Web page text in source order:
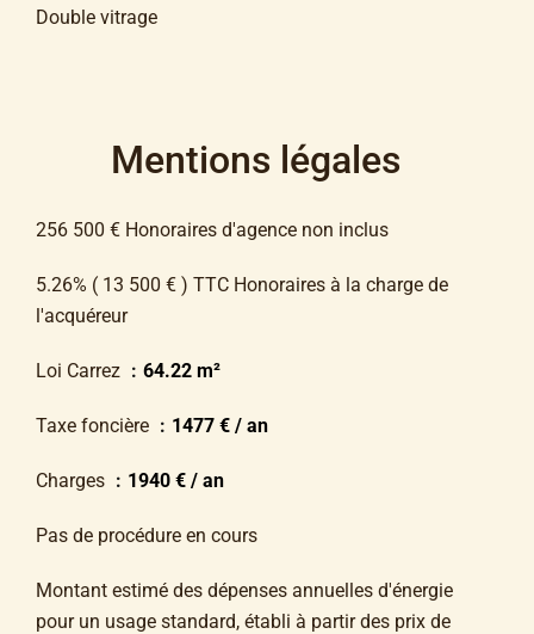
Double vitrage
Mentions légales
256 500 € Honoraires d'agence non inclus
5.26% ( 13 500 € ) TTC Honoraires à la charge de
l'acquéreur
Loi Carrez 64.22 m²
Taxe foncière 1477 € / an
Charges 1940 € / an
Pas de procédure en cours
Montant estimé des dépenses annuelles d'énergie
pour un usage standard, établi à partir des prix de